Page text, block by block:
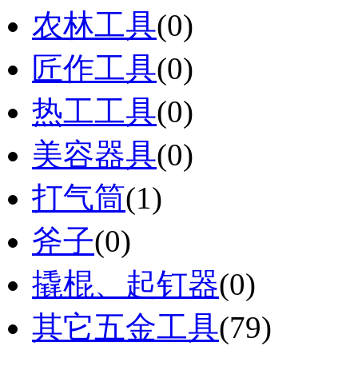
农林工具(0)
匠作工具(0)
热工工具(0)
美容器具(0)
打气筒(1)
斧子(0)
撬棍、起钉器(0)
其它五金工具(79)